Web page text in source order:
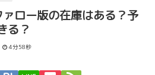
ロー版の在庫はある？予
る？
4分58秒